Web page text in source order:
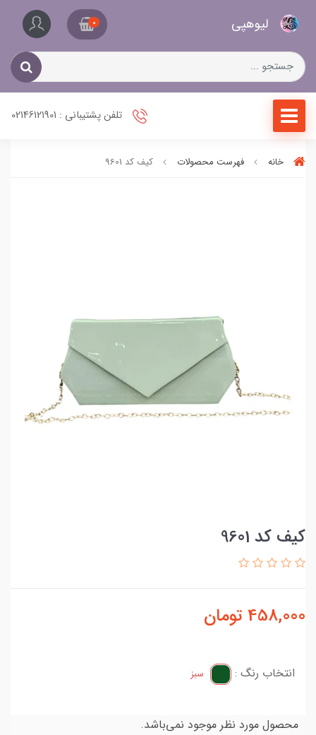
لیو‌هپی 0
تلفن پشتیبانی : 02146121901
خانه فهرست محصولات کیف کد 9601
کیف کد 9601
458,000 تومان
انتخاب رنگ : سبز
محصول مورد نظر موجود نمی‌باشد.